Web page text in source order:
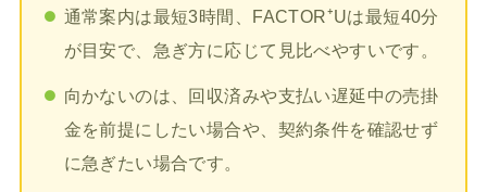
通常案内は最短3時間、FACTOR⁺Uは最短40分
が目安で、急ぎ方に応じて見比べやすいです。
向かないのは、回収済みや支払い遅延中の売掛
金を前提にしたい場合や、契約条件を確認せず
に急ぎたい場合です。